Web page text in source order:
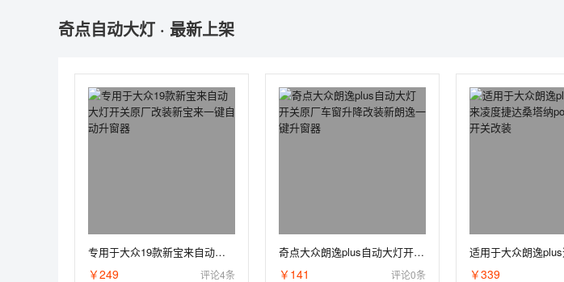
奇点自动大灯 · 最新上架
专用于大众19款新宝来自动大灯开关原厂改装新宝来一键自动升窗器
￥249
评论4条
奇点大众朗逸plus自动大灯开关原厂车窗升降改装新朗逸一键升窗器
￥141
评论0条
￥339